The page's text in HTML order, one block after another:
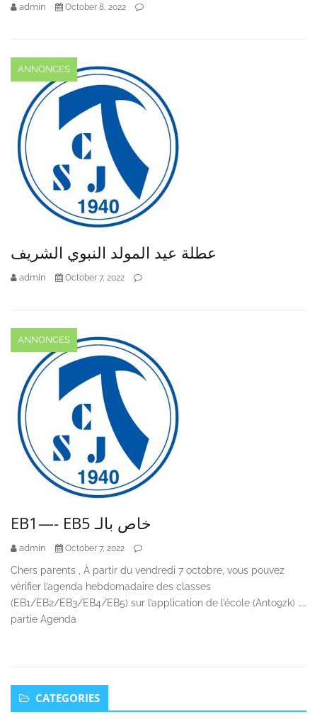
admin October 8, 2022
ANNONCES
عطلة عيد المولد النبوي الشريف
admin October 7, 2022
ANNONCES
EB1—- EB5 خاص بالـ
admin October 7, 2022
Chers parents , À partir du vendredi 7 octobre, vous pouvez
vérifier l’agenda hebdomadaire des classes
(EB1/EB2/EB3/EB4/EB5) sur l’application de l’école (Anto9zk) ……
partie Agenda
Secondary
Sidebar
CATEGORIES